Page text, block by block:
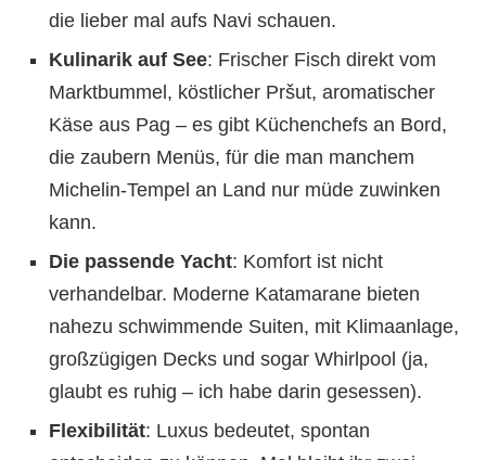
die lieber mal aufs Navi schauen.
Kulinarik auf See: Frischer Fisch direkt vom
Marktbummel, köstlicher Pršut, aromatischer
Käse aus Pag – es gibt Küchenchefs an Bord,
die zaubern Menüs, für die man manchem
Michelin-Tempel an Land nur müde zuwinken
kann.
Die passende Yacht: Komfort ist nicht
verhandelbar. Moderne Katamarane bieten
nahezu schwimmende Suiten, mit Klimaanlage,
großzügigen Decks und sogar Whirlpool (ja,
glaubt es ruhig – ich habe darin gesessen).
Flexibilität: Luxus bedeutet, spontan